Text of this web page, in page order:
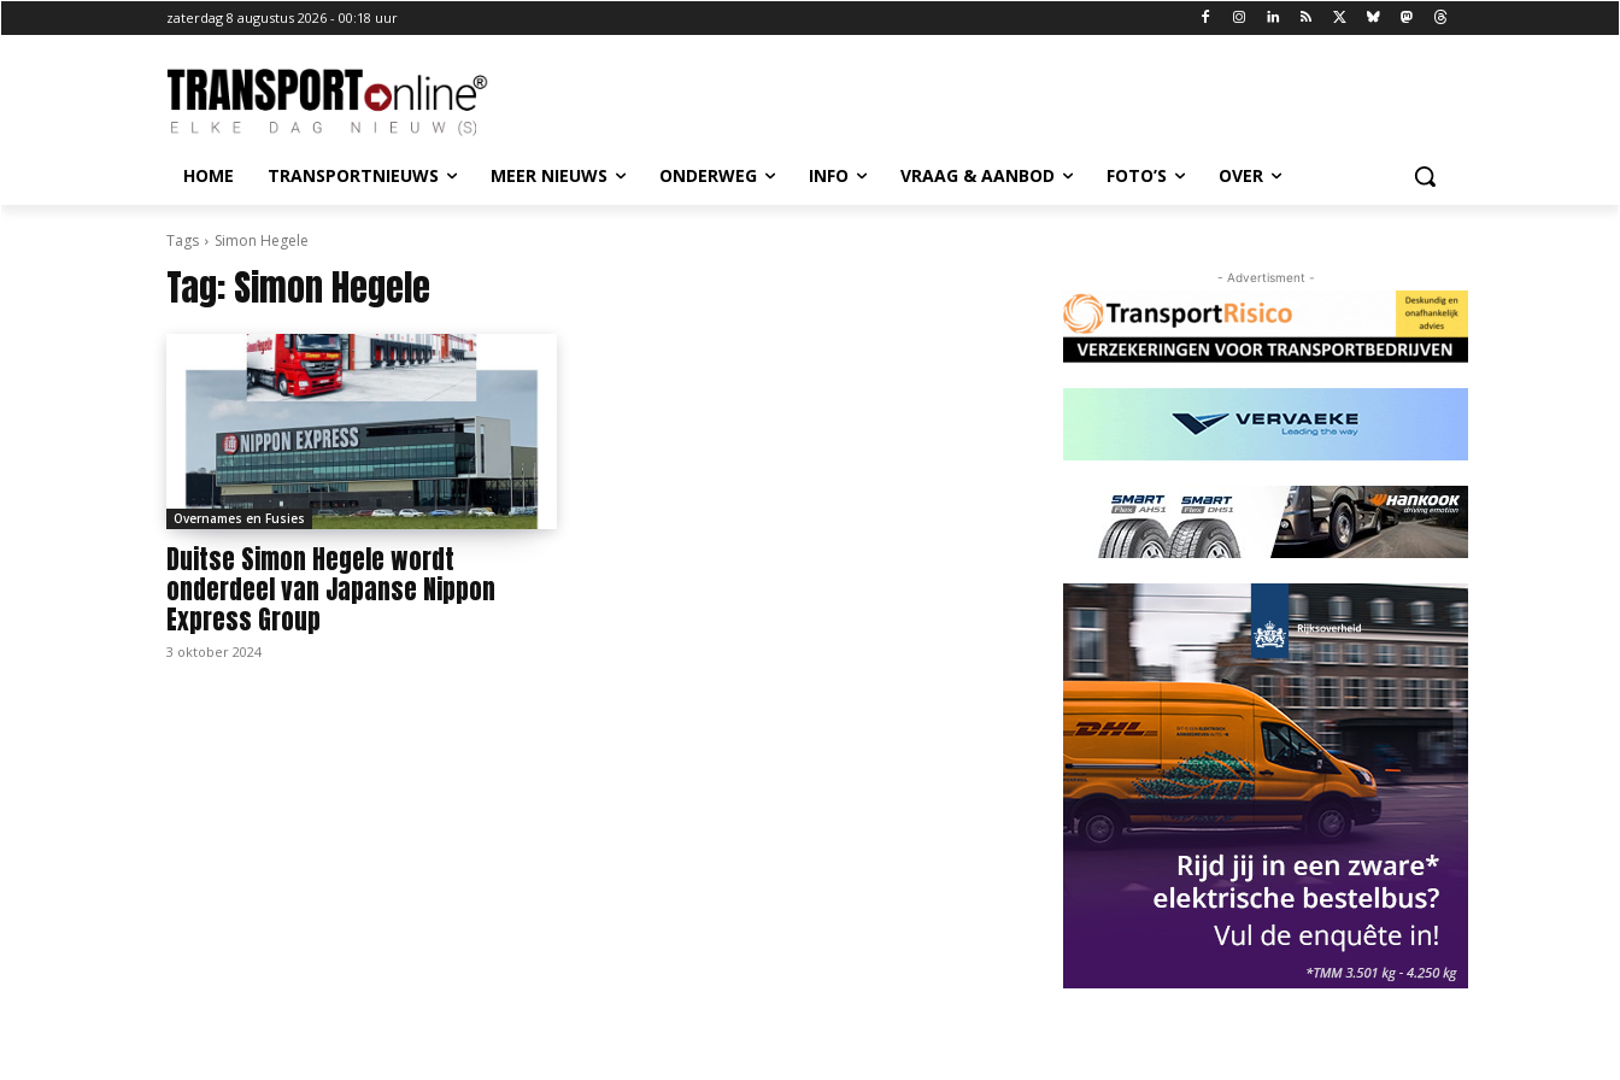
zaterdag 8 augustus 2026 - 00:18 uur
HOME TRANSPORTNIEUWS MEER NIEUWS ONDERWEG INFO VRAAG & AANBOD FOTO’S OVER
Tags Simon Hegele
Tag:Simon Hegele
Overnames en Fusies
Duitse Simon Hegele wordt
onderdeel van Japanse Nippon
Express Group
3 oktober 2024
- Advertisment -